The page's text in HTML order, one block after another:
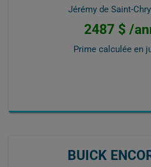
Jérémy de Saint-
2487 $ /
Prime calculée en
BUICK